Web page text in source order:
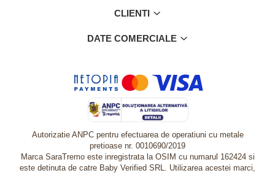
CLIENTI
DATE COMERCIALE
Autorizatie ANPC pentru efectuarea de operatiuni cu metale
pretioase nr. 0010690/2019
Marca SaraTremo este inregistrata la OSIM cu numarul 162424 si
este detinuta de catre Baby Verified SRL. Utilizarea acestei marci,